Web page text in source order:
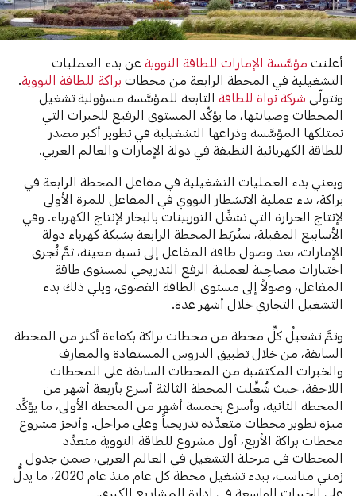
أعلنتمؤسَّسة الإمارات للطاقة النوويةعن بدء العمليات
التشغيلية في المحطة الرابعة من محطاتبراكة للطاقة النووية.
وتتولّى شركة نواة للطاقةالتابعة للمؤسَّسة مسؤولية تشغيل
المحطات وصيانتها، ما يؤكِّد المستوى الرفيع للخبرات التي
تمتلكها المؤسَّسة وذراعها التشغيلية في تطوير أكبر مصدر
للطاقة الكهربائية النظيفة في دولة الإمارات والعالم العربي.
ويعني بدء العمليات التشغيلية في مفاعل المحطة الرابعة في
براكة، بدء عملية الانشطار النووي في المفاعل للمرة الأولى
لإنتاج الحرارة التي تشغِّل التوربينات بالبخار لإنتاج الكهرباء. وفي
الأسابيع المقبلة، ستُربَط المحطة الرابعة بشبكة كهرباء دولة
الإمارات، بعد وصول طاقة المفاعل إلى نسبة معينة، ثمَّ تُجرى
اختبارات مصاحِبة لعملية الرفع التدريجي لمستوى طاقة
المفاعل، وصولاً إلى مستوى الطاقة القصوى، ويلي ذلك بدء
التشغيل التجاري خلال أشهر عدة.
وتمَّ تشغيلُ كلِّ محطة من محطات براكة بكفاءة أكبر من المحطة
السابقة، من خلال تطبيق الدروس المستفادة والمعارف
والخبرات المكتسَبة من المحطات السابقة على المحطات
اللاحقة، حيث شُغِّلت المحطة الثالثة أسرع بأربعة أشهر من
المحطة الثانية، وأسرع بخمسة أشهر من المحطة الأولى، ما يؤكِّد
ميزة تطوير محطات متعدِّدة تدريجياً وعلى مراحل. وأنجز مشروع
محطات براكة الأربع، أول مشروع للطاقة النووية متعدِّد
المحطات في مرحلة التشغيل في العالم العربي، ضمن جدول
زمني مناسب، ببدء تشغيل محطة كل عام منذ عام 2020، ما يدلُّ
على الخبرات الواسعة في إدارة المشاريع الكبرى.